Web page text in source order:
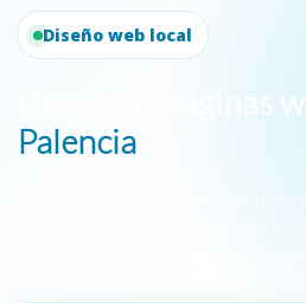
Diseño web local
Diseño de páginas
Palencia
Creamos páginas web profesionales